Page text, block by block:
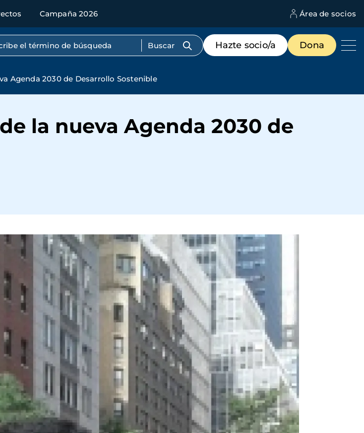
Campaña 2026 Área de socios
por texto completo
Menú
de
destacados
Hazte socio/a Dona
Agenda 2030 de Desarrollo Sostenible
la nueva Agenda 2030 de